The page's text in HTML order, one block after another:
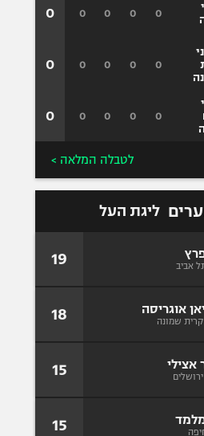
0
0
0
0
0
0
0
0
0
0
0
0
0
0
0
לטבלה המלאה >
ליגת העל
אביב 19
אוגריסה
קרית שמונה 18
אצילי 15
15